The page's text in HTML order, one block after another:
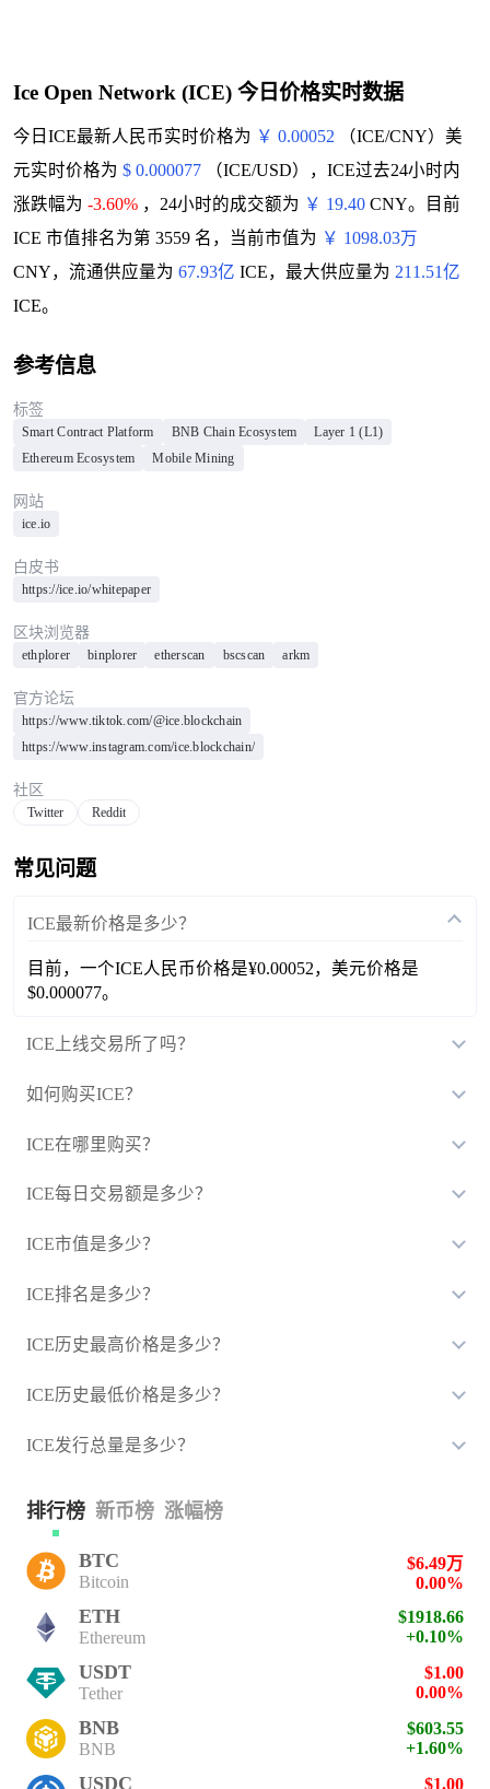
Ice Open Network (ICE) 今日价格实时数据
今日ICE最新人民币实时价格为 ￥ 0.00052 （ICE/CNY）美
元实时价格为 $ 0.000077（ICE/USD），ICE过去24小时内
涨跌幅为 -3.60% ，24小时的成交额为 ￥ 19.40CNY。目前
ICE 市值排名为第 3559 名，当前市值为 ￥ 1098.03万
CNY，流通供应量为 67.93亿 ICE，最大供应量为 211.51亿
ICE。
参考信息
标签
Smart Contract Platform BNB Chain Ecosystem
Layer 1 (L1)
Ethereum Ecosystem
Mobile Mining
网站
ice.io
白皮书
https://ice.io/whitepaper
区块浏览器
ethplorer binplorer etherscan bscscan arkm
官方论坛
https://www.tiktok.com/@ice.blockchain
https://www.instagram.com/ice.blockchain/
社区
Twitter Reddit
常见问题
ICE最新价格是多少？
目前，一个ICE人民币价格是¥0.00052，美元价格是
$0.000077。
ICE上线交易所了吗？
如何购买ICE？
ICE在哪里购买？
ICE每日交易额是多少？
ICE市值是多少？
ICE排名是多少？
ICE历史最高价格是多少？
ICE历史最低价格是多少？
ICE发行总量是多少？
排行榜 新币榜 涨幅榜
BTC
Bitcoin
$6.49万
0.00%
ETH
Ethereum
$1918.66
+0.10%
USDT
Tether
$1.00
0.00%
BNB
BNB
$603.55
+1.60%
USDC $1.00